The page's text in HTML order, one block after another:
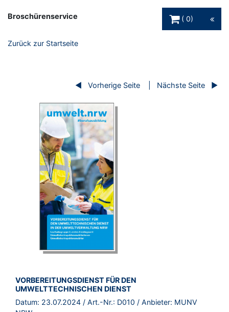
Broschürenservice
0
Zurück zur Startseite
Vorherige Seite Nächste Seite
BROSCHÜRE:
VORBEREITUNGSDIENST FÜR DEN
UMWELTTECHNISCHEN DIENST
Datum: 23.07.2024 / Art.-Nr.: D010 / Anbieter: MUNV